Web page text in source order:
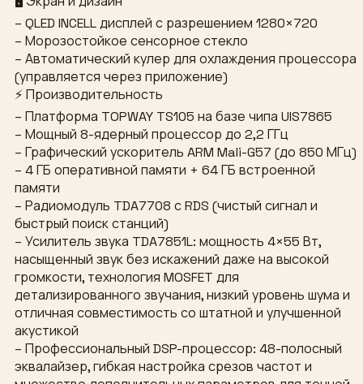
– QLED INCELL дисплей с разрешением 1280×720
– Морозостойкое сенсорное стекло
– Автоматический кулер для охлаждения процессора
(управляется через приложение)
⚡ Производительность
– Платформа TOPWAY TS105 на базе чипа UIS7865
– Мощный 8-ядерный процессор до 2,2 ГГц
– Графический ускоритель ARM Mali-G57 (до 850 МГц)
– 4 ГБ оперативной памяти + 64 ГБ встроенной
памяти
– Радиомодуль TDA7708 с RDS (чистый сигнал и
быстрый поиск станций)
– Усилитель звука TDA7851L: мощность 4×55 Вт,
насыщенный звук без искажений даже на высокой
громкости, технология MOSFET для
детализированного звучания, низкий уровень шума и
отличная совместимость со штатной и улучшенной
акустикой
– Профессиональный DSP-процессор: 48-полосный
эквалайзер, гибкая настройка срезов частот и